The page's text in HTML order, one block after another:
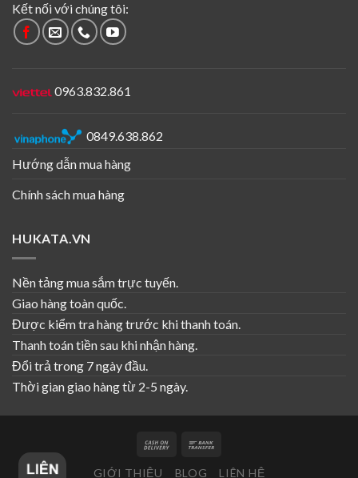
Kết nối với chúng tôi:
0963.832.861
0849.638.862
Hướng dẫn mua hàng
Chính sách mua hàng
HUKATA.VN
Nền tảng mua sắm trực tuyến.
Giao hàng toàn quốc.
Được kiểm tra hàng trước khi thanh toán.
Thanh toán tiền sau khi nhận hàng.
Đổi trả trong 7 ngày đầu.
Thời gian giao hàng từ 2-5 ngày.
GIỚI THIỆU BLOG LIÊN HỆ